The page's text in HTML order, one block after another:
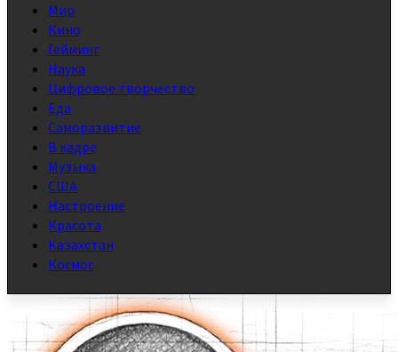
Мир
Кино
Гейминг
Наука
Цифровое творчество
Еда
Саморазвитие
В кадре
Музыка
США
Настроение
Красота
Казахстан
Космос